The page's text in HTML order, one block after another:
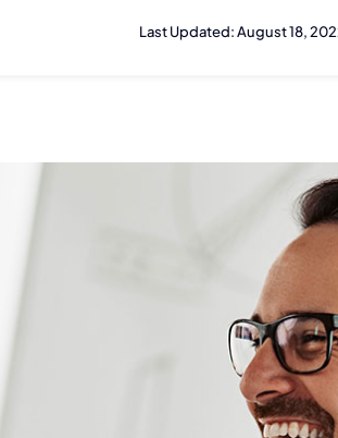
Last Updated: August 18,